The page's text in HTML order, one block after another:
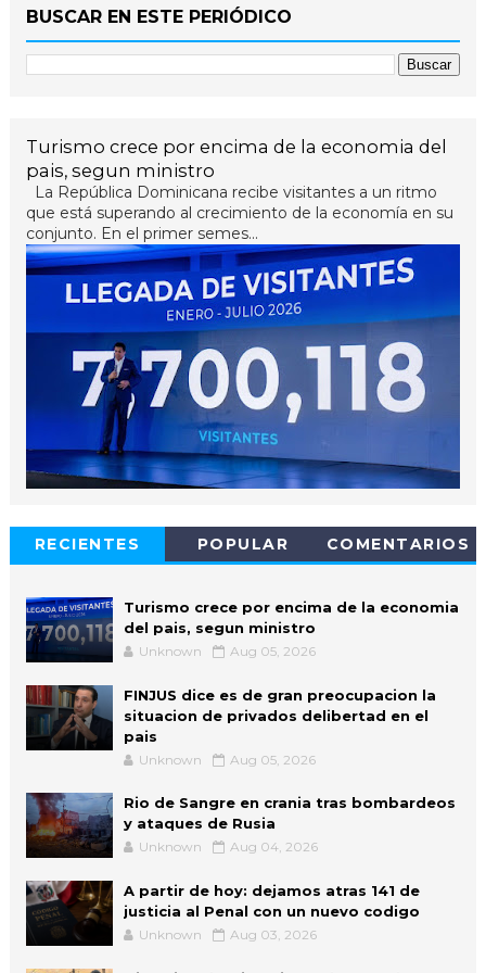
BUSCAR EN ESTE PERIÓDICO
Turismo crece por encima de la economia del
pais, segun ministro
La República Dominicana recibe visitantes a un ritmo
que está superando al crecimiento de la economía en su
conjunto. En el primer semes...
RECIENTES POPULAR COMENTARIOS
Turismo crece por encima de la economia
del pais, segun ministro
Unknown Aug 05, 2026
FINJUS dice es de gran preocupacion la
situacion de privados delibertad en el
pais
Unknown Aug 05, 2026
Rio de Sangre en crania tras bombardeos
y ataques de Rusia
Unknown Aug 04, 2026
A partir de hoy: dejamos atras 141 de
justicia al Penal con un nuevo codigo
Unknown Aug 03, 2026